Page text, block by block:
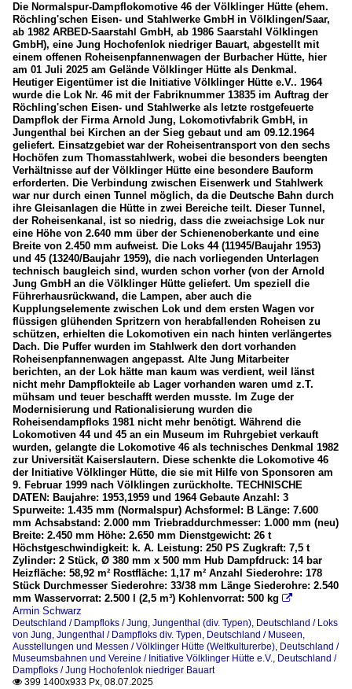
Die Normalspur-Dampflokomotive 46 der Völklinger Hütte (ehem.
Röchling'schen Eisen- und Stahlwerke GmbH in Völklingen/Saar,
ab 1982 ARBED-Saarstahl GmbH, ab 1986 Saarstahl Völklingen
GmbH), eine Jung Hochofenlok niedriger Bauart, abgestellt mit
einem offenen Roheisenpfannenwagen der Burbacher Hütte, hier
am 01 Juli 2025 am Gelände Völklinger Hütte als Denkmal.
Heutiger Eigentümer ist die Initiative Völklinger Hütte e.V.. 1964
wurde die Lok Nr. 46 mit der Fabriknummer 13835 im Auftrag der
Röchling'schen Eisen- und Stahlwerke als letzte rostgefeuerte
Dampflok der Firma Arnold Jung, Lokomotivfabrik GmbH, in
Jungenthal bei Kirchen an der Sieg gebaut und am 09.12.1964
geliefert. Einsatzgebiet war der Roheisentransport von den sechs
Hochöfen zum Thomasstahlwerk, wobei die besonders beengten
Verhältnisse auf der Völklinger Hütte eine besondere Bauform
erforderten. Die Verbindung zwischen Eisenwerk und Stahlwerk
war nur durch einen Tunnel möglich, da die Deutsche Bahn durch
ihre Gleisanlagen die Hütte in zwei Bereiche teilt. Dieser Tunnel,
der Roheisenkanal, ist so niedrig, dass die zweiachsige Lok nur
eine Höhe von 2.640 mm über der Schienenoberkante und eine
Breite von 2.450 mm aufweist. Die Loks 44 (11945/Baujahr 1953)
und 45 (13240/Baujahr 1959), die nach vorliegenden Unterlagen
technisch baugleich sind, wurden schon vorher (von der Arnold
Jung GmbH an die Völklinger Hütte geliefert. Um speziell die
Führerhausrückwand, die Lampen, aber auch die
Kupplungselemente zwischen Lok und dem ersten Wagen vor
flüssigen glühenden Spritzern von herabfallenden Roheisen zu
schützen, erhielten die Lokomotiven ein nach hinten verlängertes
Dach. Die Puffer wurden im Stahlwerk den dort vorhanden
Roheisenpfannenwagen angepasst. Alte Jung Mitarbeiter
berichten, an der Lok hätte man kaum was verdient, weil länst
nicht mehr Dampflokteile ab Lager vorhanden waren umd z.T.
mühsam und teuer beschafft werden musste. Im Zuge der
Modernisierung und Rationalisierung wurden die
Roheisendampfloks 1981 nicht mehr benötigt. Während die
Lokomotiven 44 und 45 an ein Museum im Ruhrgebiet verkauft
wurden, gelangte die Lokomotive 46 als technisches Denkmal 1982
zur Universität Kaiserslautern. Diese schenkte die Lokomotive 46
der Initiative Völklinger Hütte, die sie mit Hilfe von Sponsoren am
9. Februar 1999 nach Völklingen zurückholte. TECHNISCHE
DATEN: Baujahre: 1953,1959 und 1964 Gebaute Anzahl: 3
Spurweite: 1.435 mm (Normalspur) Achsformel: B Länge: 7.600
mm Achsabstand: 2.000 mm Triebraddurchmesser: 1.000 mm (neu)
Breite: 2.450 mm Höhe: 2.650 mm Dienstgewicht: 26 t
Höchstgeschwindigkeit: k. A. Leistung: 250 PS Zugkraft: 7,5 t
Zylinder: 2 Stück, Ø 380 mm x 500 mm Hub Dampfdruck: 14 bar
Heizfläche: 58,92 m² Rostfläche: 1,17 m² Anzahl Siederohre: 178
Stück Durchmesser Siederohre: 33/38 mm Länge Siederohre: 2.540
mm Wasservorrat: 2.500 l (2,5 m³) Kohlenvorrat: 500 kg 
Armin Schwarz
Deutschland / Dampfloks / Jung, Jungenthal (div. Typen), Deutschland / Loks
von Jung, Jungenthal / Dampfloks div. Typen, Deutschland / Museen,
Ausstellungen und Messen / Völklinger Hütte (Weltkulturerbe), Deutschland /
Museumsbahnen und Vereine / Initiative Völklinger Hütte e.V., Deutschland /
Dampfloks / Jung Hochofenlok niedriger Bauart
 399 1400x933 Px, 08.07.2025